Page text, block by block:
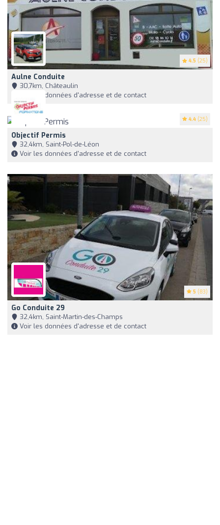
4.5 (25)
Aulne Conduite
30,7km, Châteaulin
Voir les données d'adresse et de contact
4.4 (25)
Objectif Permis
32,4km, Saint-Pol-de-Léon
Voir les données d'adresse et de contact
5 (83)
Go Conduite 29
32,4km, Saint-Martin-des-Champs
Voir les données d'adresse et de contact